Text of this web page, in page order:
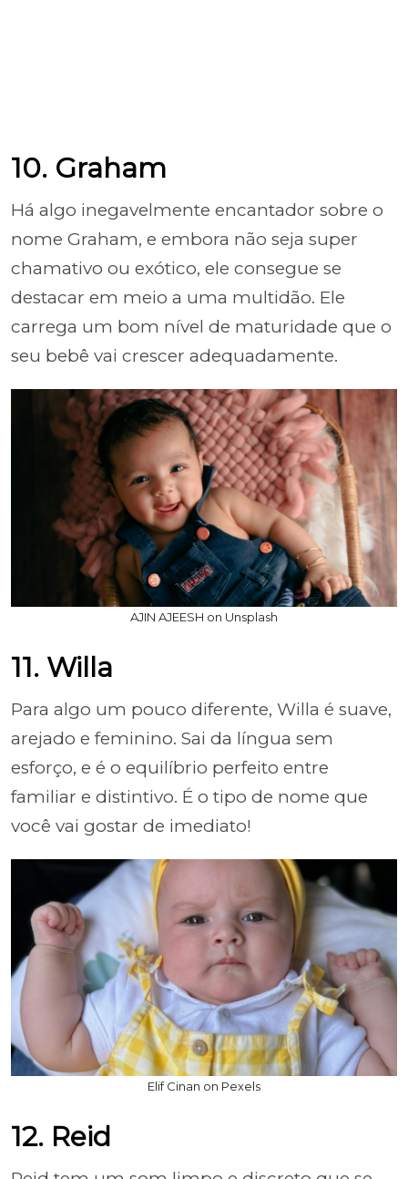
10. Graham
Há algo inegavelmente encantador sobre o
nome Graham, e embora não seja super
chamativo ou exótico, ele consegue se
destacar em meio a uma multidão. Ele
carrega um bom nível de maturidade que o
seu bebê vai crescer adequadamente.
AJIN AJEESH on Unsplash
11. Willa
Para algo um pouco diferente, Willa é suave,
arejado e feminino. Sai da língua sem
esforço, e é o equilíbrio perfeito entre
familiar e distintivo. É o tipo de nome que
você vai gostar de imediato!
Elif Cinan on Pexels
12. Reid